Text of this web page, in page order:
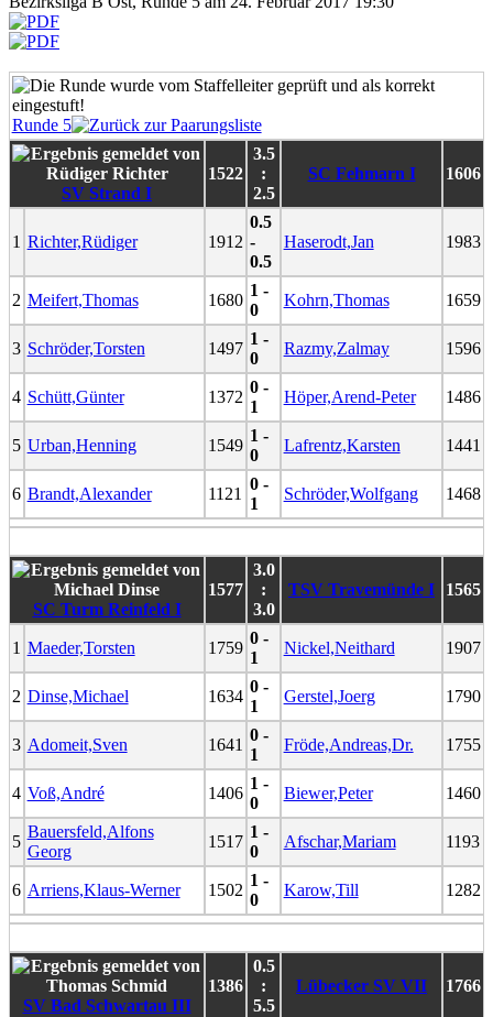
Runde 5
SV Strand I
1522
3.5
:
2.5
SC Fehmarn I 1606
1 Richter,Rüdiger 1912
0.5
-
0.5
Haserodt,Jan 1983
2 Meifert,Thomas 1680
1 -
0
Kohrn,Thomas 1659
3 Schröder,Torsten 1497
1 -
0
Razmy,Zalmay 1596
4 Schütt,Günter 1372
0 -
1
Höper,Arend-Peter 1486
5 Urban,Henning 1549
1 -
0
Lafrentz,Karsten 1441
6 Brandt,Alexander 1121
0 -
1
Schröder,Wolfgang 1468
SC Turm Reinfeld I
1577
3.0
:
3.0
TSV Travemünde I 1565
1 Maeder,Torsten 1759
0 -
1
Nickel,Neithard 1907
2 Dinse,Michael 1634
0 -
1
Gerstel,Joerg 1790
3 Adomeit,Sven 1641
0 -
1
Fröde,Andreas,Dr. 1755
4 Voß,André 1406
1 -
0
Biewer,Peter 1460
5
Bauersfeld,Alfons
Georg
1517
1 -
0
Afschar,Mariam 1193
6 Arriens,Klaus-Werner 1502
1 -
0
Karow,Till 1282
SV Bad Schwartau III
1386
0.5
:
5.5
Lübecker SV VII 1766